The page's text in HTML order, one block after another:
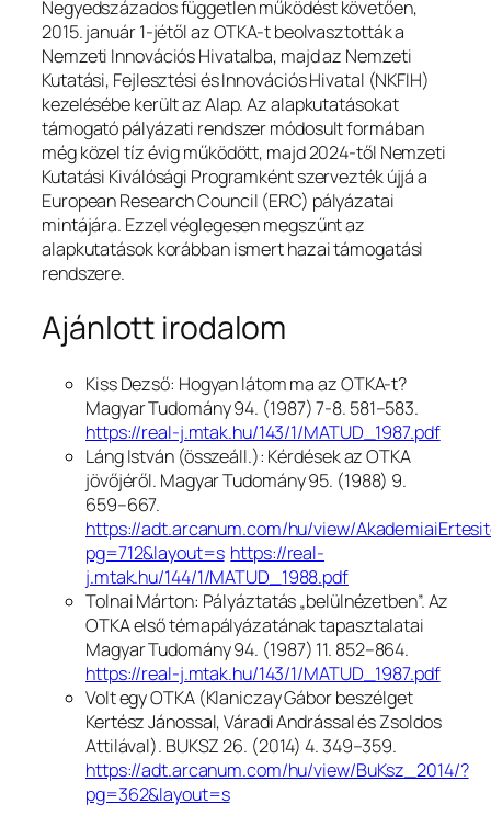
Negyedszázados független működést követően,
2015. január 1-jétől az OTKA-t beolvasztották a
Nemzeti Innovációs Hivatalba, majd az Nemzeti
Kutatási, Fejlesztési és Innovációs Hivatal (NKFIH)
kezelésébe került az Alap. Az alapkutatásokat
támogató pályázati rendszer módosult formában
még közel tíz évig működött, majd 2024-től Nemzeti
Kutatási Kiválósági Programként szervezték újjá a
European Research Council (ERC) pályázatai
mintájára. Ezzel véglegesen megszűnt az
alapkutatások korábban ismert hazai támogatási
rendszere.
Ajánlott irodalom
Kiss Dezső: Hogyan látom ma az OTKA-t?
Magyar Tudomány94. (1987) 7-8. 581–583.
https://real-j.mtak.hu/143/1/MATUD_1987.pdf
Láng István (összeáll.): Kérdések az OTKA
jövőjéről. Magyar Tudomány95. (1988) 9.
659–667.
https://adt.arcanum.com/hu/view/
pg=712&layout=s https://real-
j.mtak.hu/144/1/MATUD_1988.pdf
Tolnai Márton: Pályáztatás „belülnézetben”. Az
OTKA első témapályázatának tapasztalatai
Magyar Tudomány94. (1987) 11. 852–864.
https://real-j.mtak.hu/143/1/MATUD_1987.pdf
Volt egy OTKA (Klaniczay Gábor beszélget
Kertész Jánossal, Váradi Andrással és Zsoldos
Attilával). BUKSZ26. (2014) 4. 349–359.
https://adt.arcanum.com/hu/view/BuKsz_2014/?
pg=362&layout=s